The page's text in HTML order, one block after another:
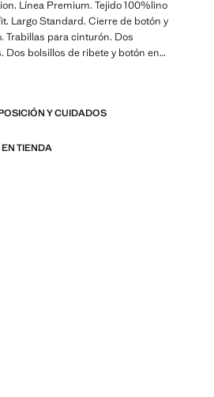
Línea Premium. Tejido 100%lino
Largo Standard. Cierre de botón y
Trabillas para cinturón. Dos
Dos bolsillos de ribete y botón en
y diseño cuidado al detalle.
atemporal y con estilo
Y CUIDADOS
TIENDA